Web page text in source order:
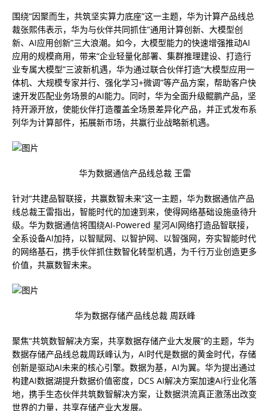
围绕“因聚而生，共筑坚实算力底座”这一主题，华为计算产品线总
裁张熙伟表示，华为与伙伴共同抓住“通用计算创新、大模型创
新、AI应用创新”三大浪潮。如今，大模型能力的快速增强推动AI
应用的规模商用，带来“企业轻量化部署、集群推理建设、打造行
业专属大模型”三波新机遇，华为通过联合伙伴打造“大模型应用一
体机、大规模专家并行、强化学习+微调”等产品方案，帮助客户快
速开发匹配业务场景的AI能力。同时，华为全面升级鲲鹏产品，坚
持开源开放，使能伙伴打造覆盖全场景差异化产品，并正式发布系
列华为计算部件，拓展新市场，共赢行业战略新机遇。
华为数据通信产品线总裁 王雷
针对“共建品智联接，共赢数智未来”这一主题，华为数据通信产品
线总裁王雷指出，智能时代的加速到来，使得网络基础设施亟待升
级。华为数据通信将围绕AI-Powered 星河AI网络打造品智联接，
全系设备AI加持，以智赋网、以智护网、以智强网，夯实智能时代
的网络基石，携手伙伴抓住数智化转型机遇，为千行万业创造更多
价值，共赢数智未来。
华为数据存储产品线总裁 周跃峰
聚焦“共筑数智解决方案，共享数据存储产业大发展”的主题，华为
数据存储产品线总裁周跃峰认为，AI时代是数据的黄金时代，存储
创新是驱动AI未来的核心引擎。数据为基，AI为翼。华为提出通过
构建AI数据湖提升数据价值密度，DCS AI解决方案加速AI行业化落
地，携手生态伙伴共筑数智解决方案，让数据洪流真正激荡出改变
世界的力量，共享存储产业大发展。